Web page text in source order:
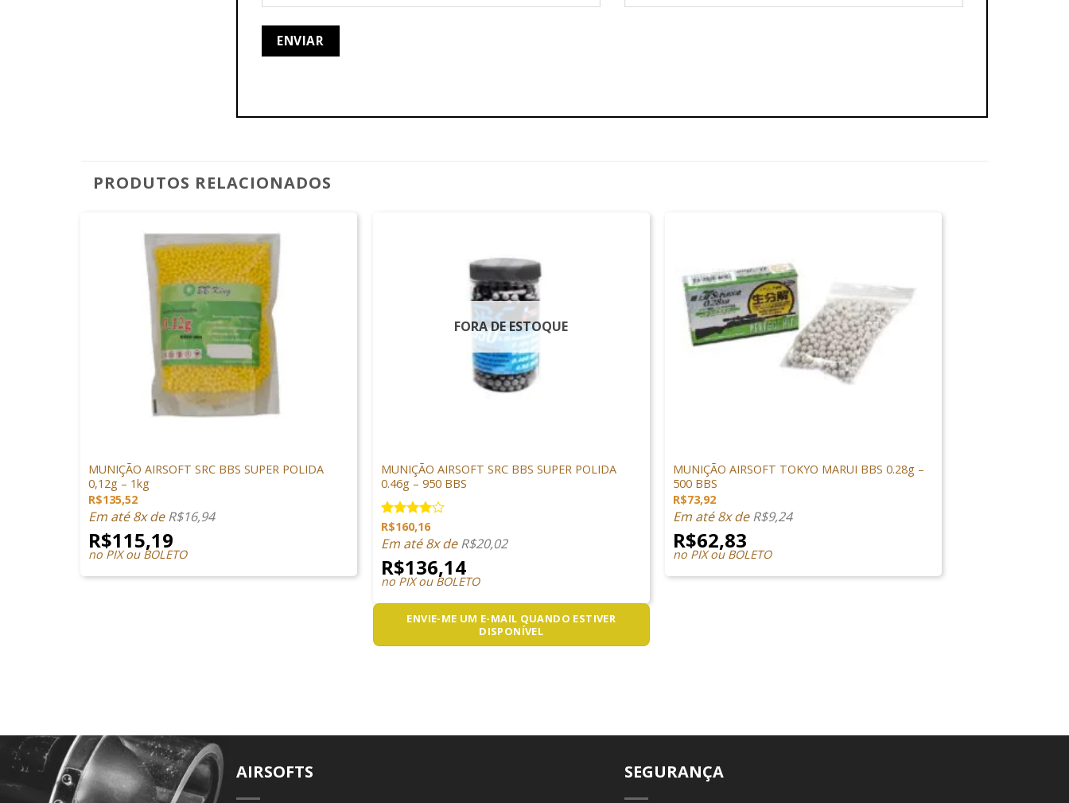
PRODUTOS RELACIONADOS
MUNIÇÃO AIRSOFT SRC BBS SUPER POLIDA
0,12g – 1kg
R$135,52
Em até 8x deR$16,94
R$115,19
no PIX ou BOLETO
FORA DE ESTOQUE
MUNIÇÃO AIRSOFT SRC BBS SUPER POLIDA
0.46g – 950 BBS
Avaliação
4.00 de
5
R$160,16
Em até 8x deR$20,02
R$136,14
no PIX ou BOLETO
ENVIE-ME UM E-MAIL QUANDO ESTIVER
DISPONÍVEL
MUNIÇÃO AIRSOFT TOKYO MARUI BBS 0.28g –
500 BBS
R$73,92
Em até 8x deR$9,24
R$62,83
no PIX ou BOLETO
AIRSOFTS SEGURANÇA